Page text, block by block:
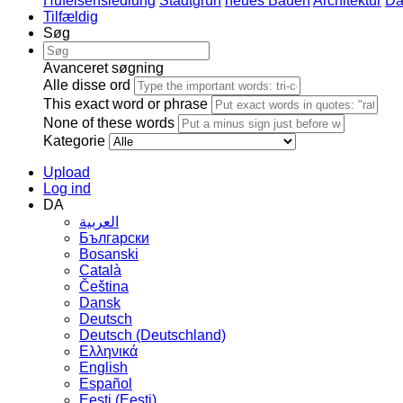
Tilfældig
Søg
Avanceret søgning
Alle disse ord
This exact word or phrase
None of these words
Kategorie
Upload
Log ind
DA
العربية
Български
Bosanski
Сatalà
Čeština
Dansk
Deutsch
Deutsch (Deutschland)
Ελληνικά
English
Español
Eesti (Eesti)